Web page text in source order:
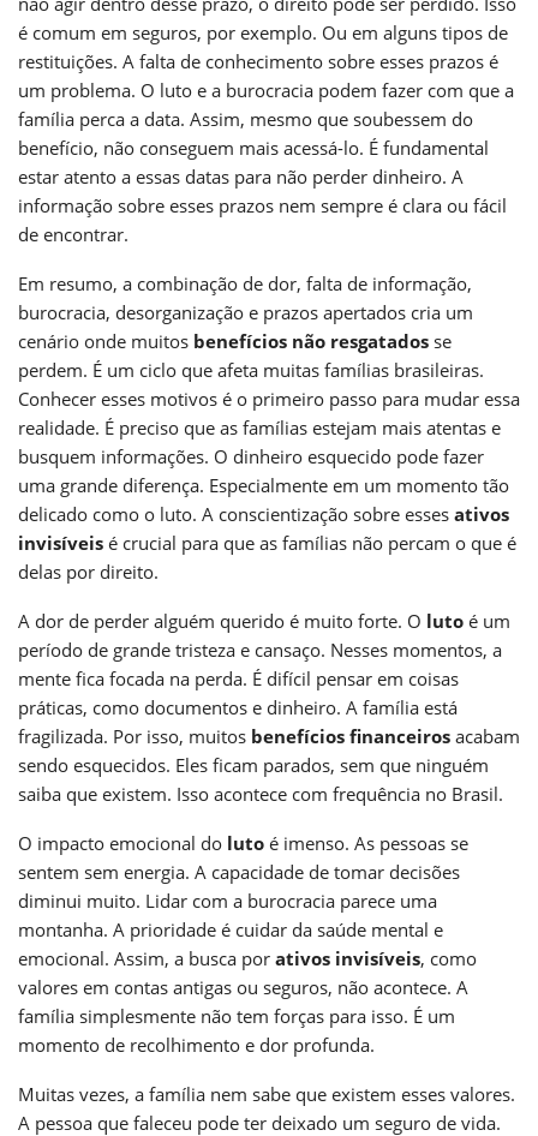
é comum em seguros, por exemplo. Ou em alguns tipos de
restituições. A falta de conhecimento sobre esses prazos é
um problema. O luto e a burocracia podem fazer com que a
família perca a data. Assim, mesmo que soubessem do
benefício, não conseguem mais acessá-lo. É fundamental
estar atento a essas datas para não perder dinheiro. A
informação sobre esses prazos nem sempre é clara ou fácil
de encontrar.
Em resumo, a combinação de dor, falta de informação,
burocracia, desorganização e prazos apertados cria um
cenário onde muitos benefícios não resgatados se
perdem. É um ciclo que afeta muitas famílias brasileiras.
Conhecer esses motivos é o primeiro passo para mudar essa
realidade. É preciso que as famílias estejam mais atentas e
busquem informações. O dinheiro esquecido pode fazer
uma grande diferença. Especialmente em um momento tão
delicado como o luto. A conscientização sobre esses ativos
invisíveis é crucial para que as famílias não percam o que é
delas por direito.
A dor de perder alguém querido é muito forte. O luto é um
período de grande tristeza e cansaço. Nesses momentos, a
mente fica focada na perda. É difícil pensar em coisas
práticas, como documentos e dinheiro. A família está
fragilizada. Por isso, muitos benefícios financeiros acabam
sendo esquecidos. Eles ficam parados, sem que ninguém
saiba que existem. Isso acontece com frequência no Brasil.
O impacto emocional do luto é imenso. As pessoas se
sentem sem energia. A capacidade de tomar decisões
diminui muito. Lidar com a burocracia parece uma
montanha. A prioridade é cuidar da saúde mental e
emocional. Assim, a busca por ativos invisíveis, como
valores em contas antigas ou seguros, não acontece. A
família simplesmente não tem forças para isso. É um
momento de recolhimento e dor profunda.
Muitas vezes, a família nem sabe que existem esses valores.
A pessoa que faleceu pode ter deixado um seguro de vida.